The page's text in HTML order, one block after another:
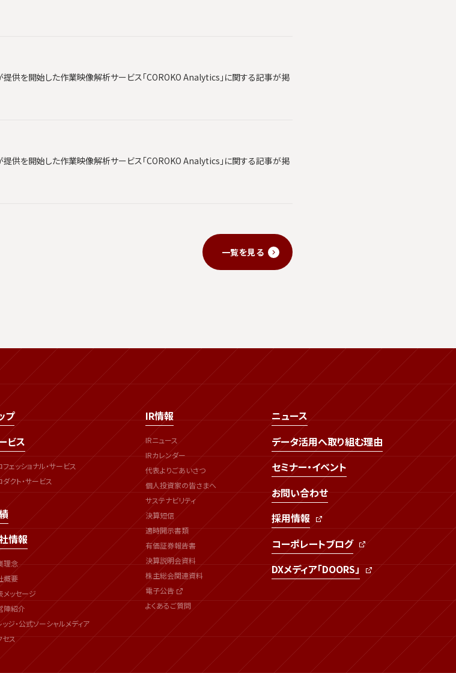
供を開始した作業映像解析サービス「COROKO Analytics」に関する記事が掲
供を開始した作業映像解析サービス「COROKO Analytics」に関する記事が掲
一覧を見る
プ
ビス
ェッショナル・サービス
クト・サービス
情報
理念
概要
メッセージ
陣紹介
ッジ・公式ソーシャルメディア
セス
IR情報
IRニュース
IRカレンダー
代表よりごあいさつ
個人投資家の皆さまへ
サステナビリティ
決算短信
適時開示書類
有価証券報告書
決算説明会資料
株主総会関連資料
電子公告
よくあるご質問
ニュース
データ活用へ取り組む理由
セミナー・イベント
お問い合わせ
採用情報
コーポレートブログ
DXメディア「DOORS」